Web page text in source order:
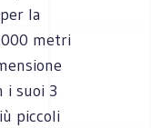
la
metri
i suoi 3
piccoli